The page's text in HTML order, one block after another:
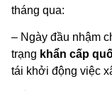
tháng qua:
– Ngày đầu nhậm
trạng khẩn cấp
tái khởi động việc